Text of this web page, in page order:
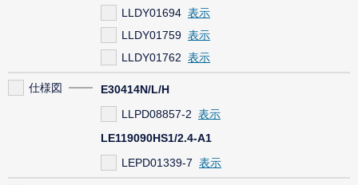
LLDY01694
LLDY01759
LLDY01762
仕様図
E30414N/L/H
LLPD08857-2
LE119090HS1/2.4-A1
LEPD01339-7